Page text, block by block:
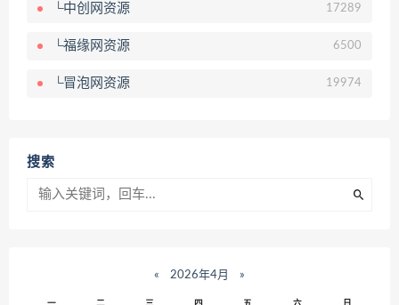
└中创网资源 17289
└福缘网资源 6500
└冒泡网资源 19974
搜索
« 2026年4月 »
一 二 三 四 五 六 日